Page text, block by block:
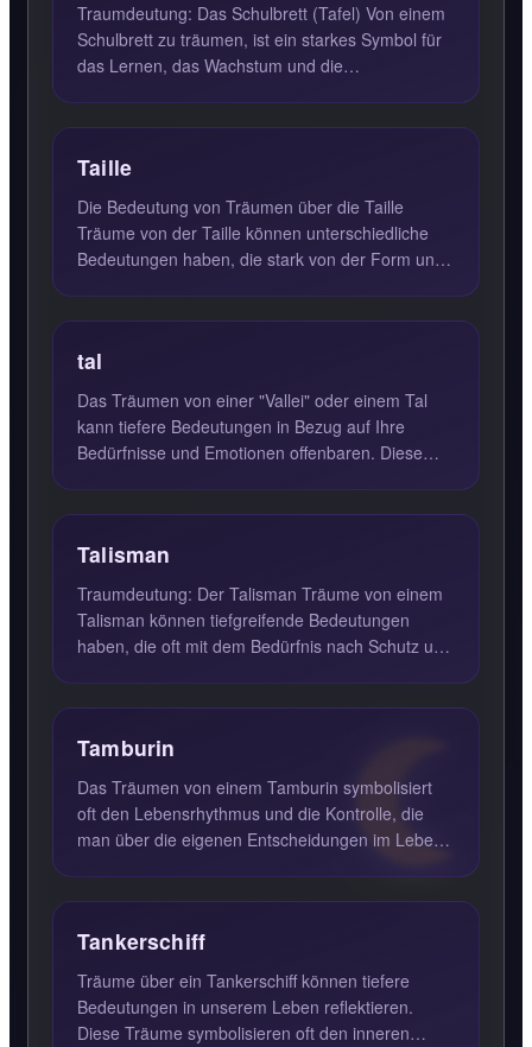
Traumdeutung: Das Schulbrett (Tafel) Von einem
Schulbrett zu träumen, ist ein starkes Symbol für
das Lernen, das Wachstum und die
Taille
Die Bedeutung von Träumen über die Taille
Träume von der Taille können unterschiedliche
Bedeutungen haben, die stark von der Form und
tal
Das Träumen von einer "Vallei" oder einem Tal
kann tiefere Bedeutungen in Bezug auf Ihre
Bedürfnisse und Emotionen offenbaren. Diese
Talisman
Traumdeutung: Der Talisman Träume von einem
Talisman können tiefgreifende Bedeutungen
haben, die oft mit dem Bedürfnis nach Schutz und
Tamburin
Das Träumen von einem Tamburin symbolisiert
oft den Lebensrhythmus und die Kontrolle, die
man über die eigenen Entscheidungen im Leben
Tankerschiff
Träume über ein Tankerschiff können tiefere
Bedeutungen in unserem Leben reflektieren.
Diese Träume symbolisieren oft den inneren